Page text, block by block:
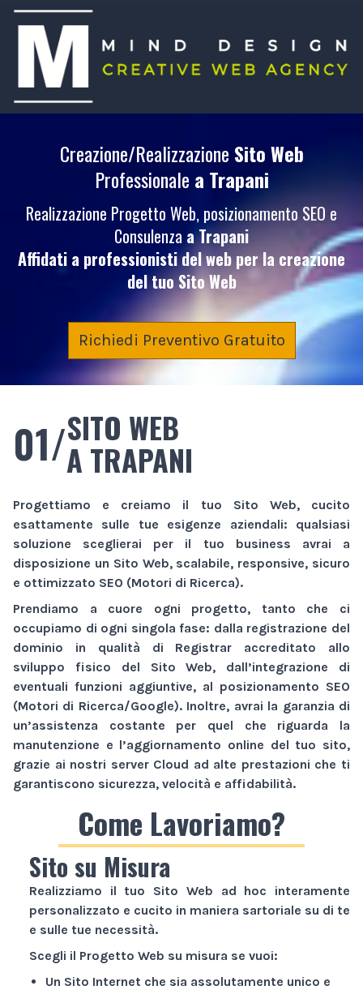
Creazione/Realizzazione Sito Web
Professionale a Trapani
Realizzazione Progetto Web, posizionamento SEO e
Consulenza a Trapani
Affidati a professionisti del web per la creazione
del tuoSito Web
Richiedi Preventivo Gratuito
01/SITO WEB
A TRAPANI
Progettiamo e creiamo il tuo Sito Web, cucito
esattamente sulle tue esigenze aziendali: qualsiasi
soluzione sceglierai per il tuo business avrai a
disposizione un Sito Web, scalabile, responsive, sicuro
e ottimizzato SEO (Motori di Ricerca).
Prendiamo a cuore ogni progetto, tanto che ci
occupiamo di ogni singola fase: dalla registrazione del
dominio in qualità di Registrar accreditato allo
sviluppo fisico del Sito Web, dall’integrazione di
eventuali funzioni aggiuntive, al posizionamento SEO
(Motori di Ricerca/Google). Inoltre, avrai la garanzia di
un’assistenza costante per quel che riguarda la
manutenzione e l’aggiornamento online del tuo sito,
grazie ai nostri server Cloud ad alte prestazioni che ti
garantiscono sicurezza, velocità e affidabilità.
Come Lavoriamo?
Sito su Misura
Realizziamo il tuo Sito Web ad hoc interamente
personalizzato e cucito in maniera sartoriale su di te
e sulle tue necessità.
Scegli il Progetto Web su misura se vuoi:
Un Sito Internet che sia assolutamente unico e